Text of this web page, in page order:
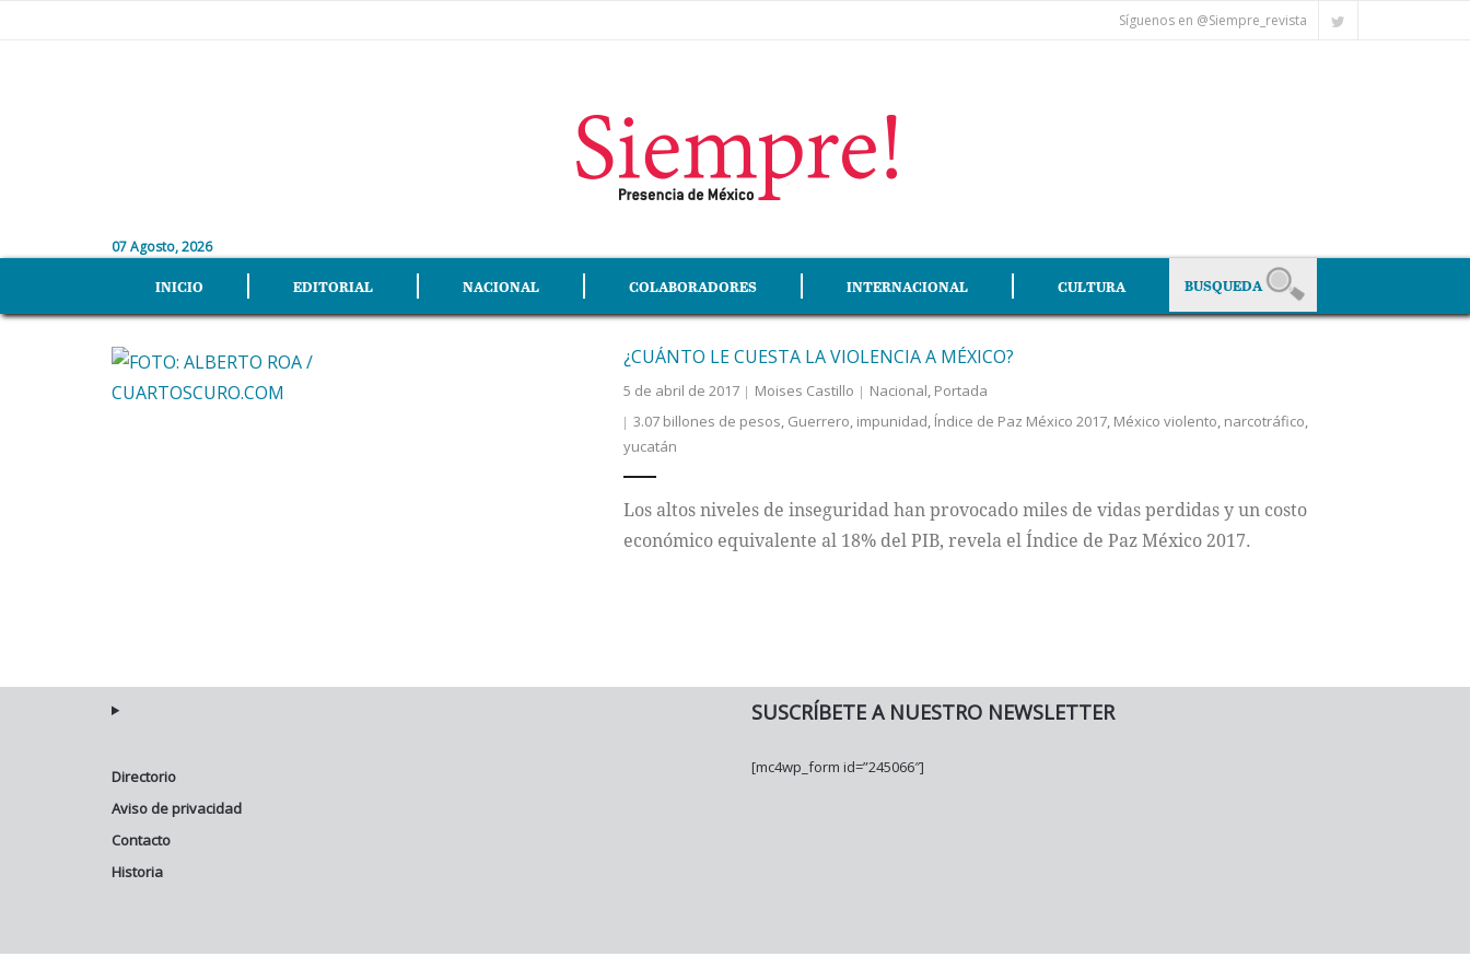
Síguenos en @Siempre_revista
07 Agosto, 2026
INICIO EDITORIAL NACIONAL COLABORADORES INTERNACIONAL CULTURA
¿CUÁNTO LE CUESTA LA VIOLENCIA A MÉXICO?
5 de abril de 2017 Moises Castillo Nacional, Portada
3.07 billones de pesos, Guerrero, impunidad, Índice de Paz México 2017, México violento, narcotráfico,
yucatán
Los altos niveles de inseguridad han provocado miles de vidas perdidas y un costo
económico equivalente al 18% del PIB, revela el Índice de Paz México 2017.
Directorio
Aviso de privacidad
Contacto
Historia
SUSCRÍBETE A NUESTRO NEWSLETTER
[mc4wp_form id=”245066″]